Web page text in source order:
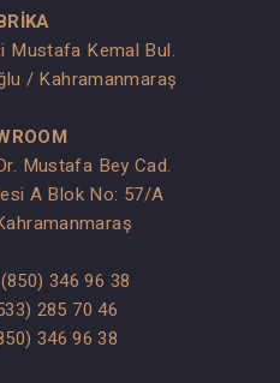
Mustafa Kemal Bul.
/ Kahramanmaraş
Mustafa Bey Cad.
A Blok No: 57/A
346 96 38
285 70 46
346 96 38